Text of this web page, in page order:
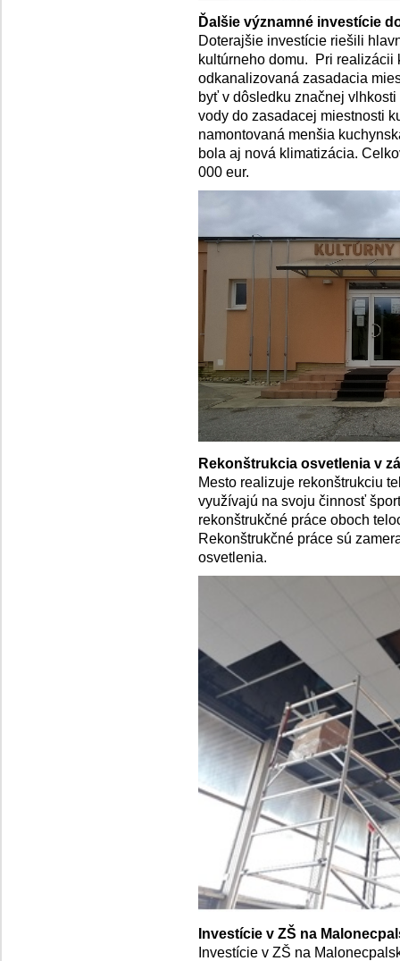
Ďalšie významné investície
Doterajšie investície riešili
kultúrneho domu. Pri realizácii
odkanalizovaná zasadacia
byť v dôsledku značnej
vody do zasadacej miestnosti
namontovaná menšia
bola aj nová klimatizácia.
000 eur.
Rekonštrukcia osvetlenia v
Mesto realizuje rekonštrukciu
využívajú na svoju činnosť
rekonštrukčné práce oboch
Rekonštrukčné práce sú
osvetlenia.
Investície v ZŠ na
Investície v ZŠ na